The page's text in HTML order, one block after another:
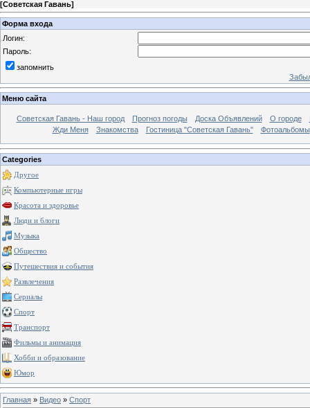
[Советская Гавань]
Форма входа
Логин:
Пароль:
запомнить
Меню сайта
Советская Гавань - Наш город Прогноз погоды Доска Объявлений О городе
Жди Меня
Знакомства Гостиница "Советская Гавань" Фотоальбомы
Categories
Другое
Компьютерные игры
Красота и здоровье
Люди и блоги
Музыка
Общество
Путешествия и события
Развлечения
Сериалы
Спорт
Транспорт
Фильмы и анимация
Хобби и образование
Юмор
Главная » Видео » Спорт